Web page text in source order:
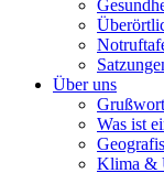
Über uns
Grußwort
Was ist
Klima &